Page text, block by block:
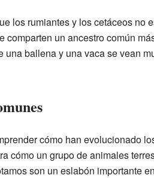
los rumiantes y los cetáceos no
un ancestro común
ballena y una vaca se vean
cómo han evolucionado
cómo un grupo de animales
son un eslabón importante